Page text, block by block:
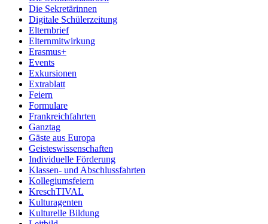
Die Sekretärinnen
Digitale Schülerzeitung
Elternbrief
Elternmitwirkung
Erasmus+
Events
Exkursionen
Extrablatt
Feiern
Formulare
Frankreichfahrten
Ganztag
Gäste aus Europa
Geisteswissenschaften
Individuelle Förderung
Klassen- und Abschlussfahrten
Kollegiumsfeiern
KreschTIVAL
Kulturagenten
Kulturelle Bildung